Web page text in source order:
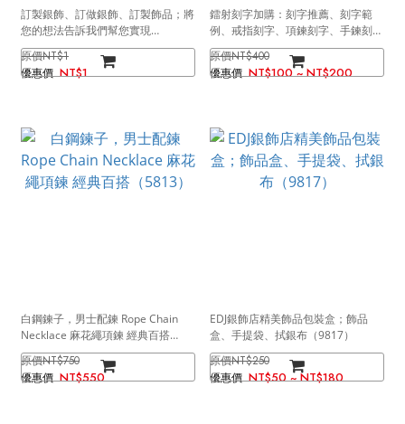
訂製銀飾、訂做銀飾、訂製飾品；將
您的想法告訴我們幫您實現
（9999）
NT$1
NT$1
鐳射刻字加購：刻字推薦、刻字範
例、戒指刻字、項鍊刻字、手鍊刻字
（9786）
NT$400
NT$100 ~ NT$200
白鋼鍊子，男士配鍊 Rope Chain
Necklace 麻花繩項鍊 經典百搭
（5813）
NT$750
NT$550
EDJ銀飾店精美飾品包裝盒；飾品
盒、手提袋、拭銀布（9817）
NT$250
NT$50 ~ NT$180